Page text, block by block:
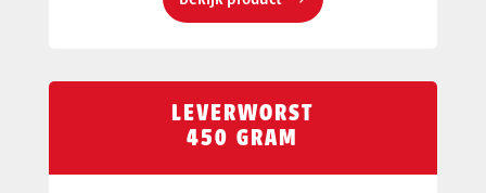
LEVERWORST
450 GRAM